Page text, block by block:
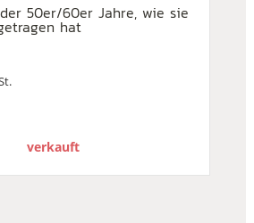
50er/60er Jahre, wie sie
hat
verkauft